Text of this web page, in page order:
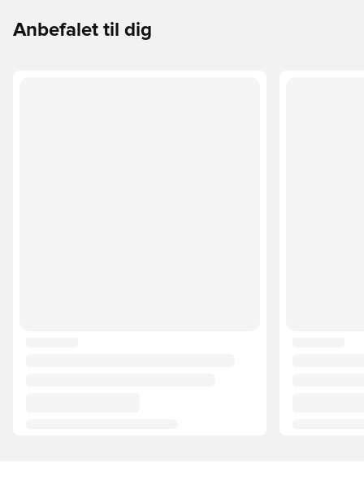
Anbefalet til dig